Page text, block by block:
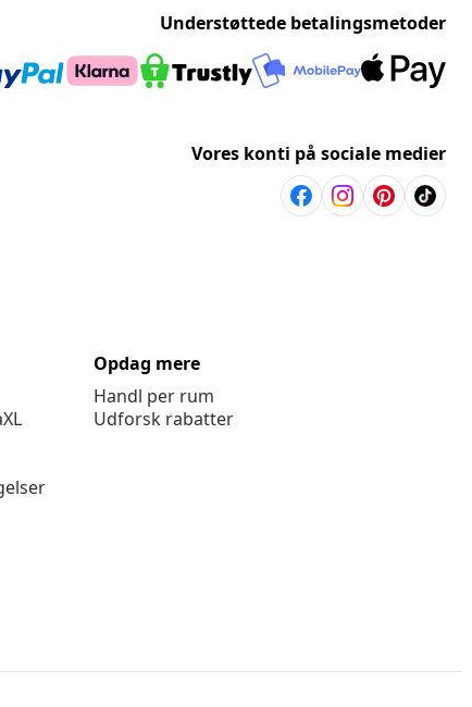
Understøttede betalingsmetoder
Vores konti på sociale medier
Opdag mere
Handl per rum
Udforsk rabatter